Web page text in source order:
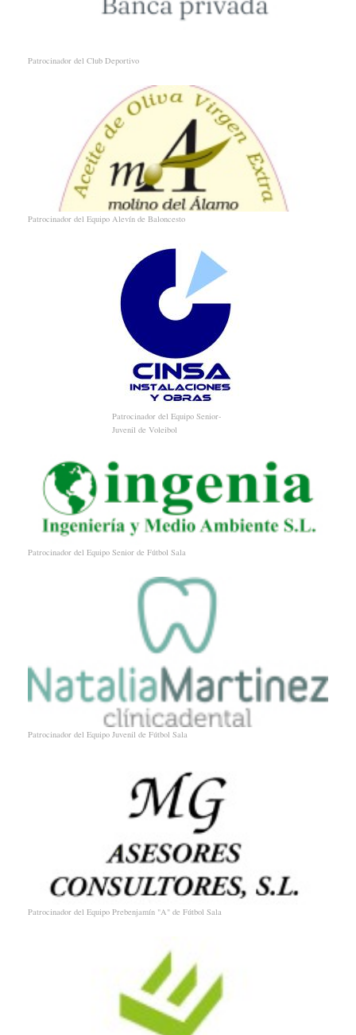
Patrocinador del Club Deportivo
Patrocinador del Equipo Alevín de Baloncesto
Patrocinador del Equipo Senior-
Juvenil de Voleibol
Patrocinador del Equipo Senior de Fútbol Sala
Patrocinador del Equipo Juvenil de Fútbol Sala
Patrocinador del Equipo Prebenjamín "A" de Fútbol Sala